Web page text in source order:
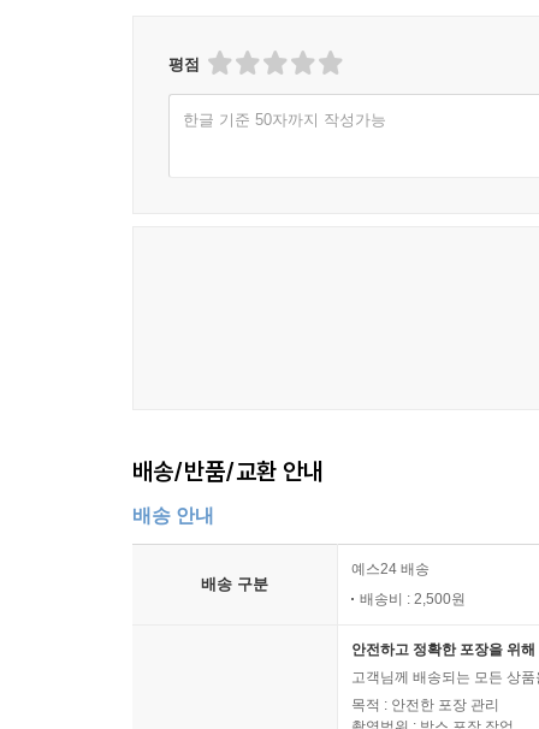
평점
한글 기준 50자까지 작성가능
배송/반품/교환 안내
배송 안내
배송 구분
예스24 배송
배송비 : 2,500원
안전하고 정확한 포장을 위
고객님께 배송되는 모든 상
목적 : 안전한 포장 관리